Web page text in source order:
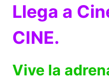
Llega a
CINE.
Vive la